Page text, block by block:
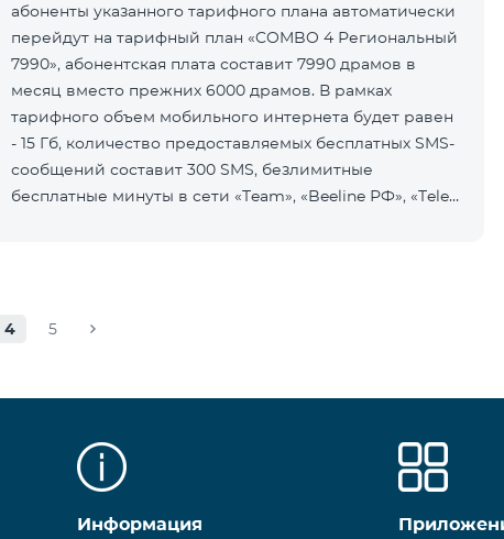
абоненты указанного тарифного плана автоматически
перейдут на тарифный план «COMBO 4 Региональный
7990», абонентская плата составит 7990 драмов в
месяц вместо прежних 6000 драмов. В рамках
тарифного объем мобильного интернета будет равен
- 15 Гб, количество предоставляемых бесплатных SMS-
сообщений составит 300 SMS, безлимитные
бесплатные минуты в сети «Team», «Beeline РФ», «Tele
4 5
Информация